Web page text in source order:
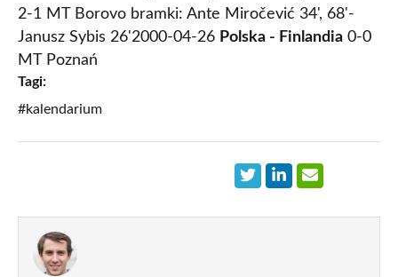
2-1 MT Borovo bramki: Ante Miročević 34', 68'-
Janusz Sybis 26'2000-04-26 Polska - Finlandia 0-0
MT Poznań
Tagi:
#kalendarium